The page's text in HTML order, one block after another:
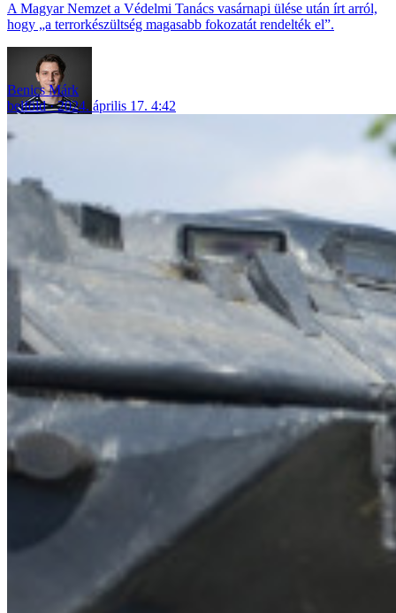
A Magyar Nemzet a Védelmi Tanács vasárnapi ülése után írt arról,
hogy „a terrorkészültség magasabb fokozatát rendelték el”.
Benics Márk
belföld
2024. április 17. 4:42